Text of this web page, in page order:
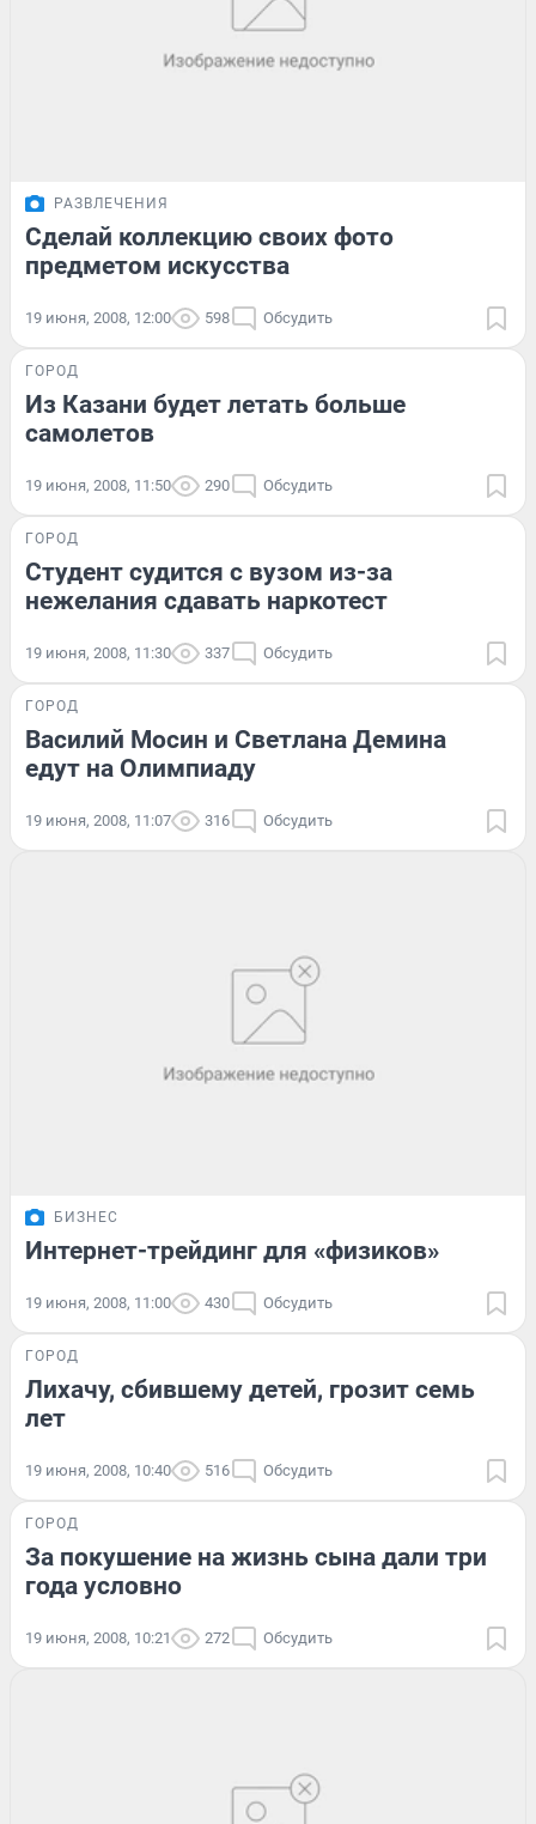
РАЗВЛЕЧЕНИЯ
Сделай коллекцию своих фото
предметом искусства
19 июня, 2008, 12:00 598 Обсудить
ГОРОД
Из Казани будет летать больше
самолетов
19 июня, 2008, 11:50 290 Обсудить
ГОРОД
Студент судится с вузом из-за
нежелания сдавать наркотест
19 июня, 2008, 11:30 337 Обсудить
ГОРОД
Василий Мосин и Светлана Демина
едут на Олимпиаду
19 июня, 2008, 11:07 316 Обсудить
БИЗНЕС
Интернет-трейдинг для «физиков»
19 июня, 2008, 11:00 430 Обсудить
ГОРОД
Лихачу, сбившему детей, грозит семь
лет
19 июня, 2008, 10:40 516 Обсудить
ГОРОД
За покушение на жизнь сына дали три
года условно
19 июня, 2008, 10:21 272 Обсудить